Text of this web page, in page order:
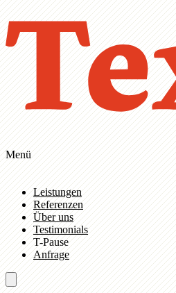
Zum Hauptinhalt springen
Zur Navigation springen
Menü
Leistungen
Referenzen
Über uns
Testimonials
T-Pause
Anfrage